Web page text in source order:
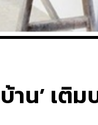
าน’ เ